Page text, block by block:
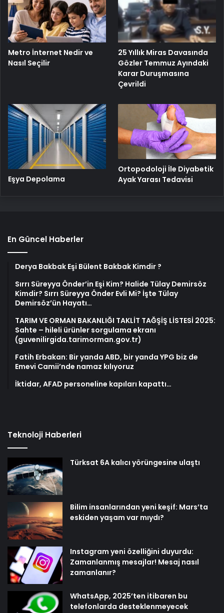
Metro İnternet Nedir ve
Nasıl Seçilir
25 Yıllık Miras Davasında
Gözler Temmuz Ayındaki
Karar Duruşmasına
Çevrildi
Eşya Depolama
Ortopodoloji İle Diyabetik
Ayak Yarası Tedavisi
En Güncel Haberler
Derya Bakbak Eşi Bülent Bakbak Kimdir ?
Sırrı Süreyya Önder’in Eşi Kim? Halide Tülay Demirsöz
Kimdir? Sırrı Süreyya Önder Evli Mi? İşte Tülay
Demirsöz’ün Hayatı…
TARIM VE ORMAN BAKANLIĞI TAKLİT TAĞŞİŞ LİSTESİ 2025:
Sahte – hileli ürünler sorgulama ekranı
(guvenilirgida.tarimorman.gov.tr)
Fatih Erbakan: Bir yanda ABD, bir yanda YPG biz de
Emevi Camii’nde namaz kılıyoruz
İktidar, AFAD personeline kapıları kapattı…
Teknoloji Haberleri
Türksat 6A kalıcı yörüngesine ulaştı
Bilim insanlarından yeni keşif: Mars’ta
eskiden yaşam var mıydı?
Instagram yeni özelliğini duyurdu:
Zamanlanmış mesajlar! Mesaj nasıl
zamanlanır?
WhatsApp, 2025’ten itibaren bu
telefonlarda desteklenmeyecek